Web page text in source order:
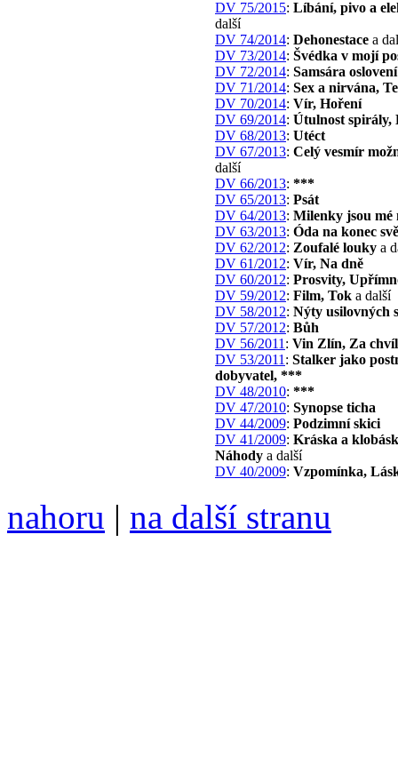
DV 75/2015: Líbání, pivo a
další
DV 74/2014: Dehonestace a
DV 73/2014: Švédka v mojí
DV 72/2014: Samsára oslovení
DV 71/2014: Sex a nirvána,
DV 70/2014: Vír, Hoření
DV 69/2014: Útulnost spirály,
DV 68/2013: Utéct
DV 67/2013: Celý vesmír
další
DV 66/2013: ***
DV 65/2013: Psát
DV 64/2013: Milenky jsou mé
DV 63/2013: Óda na konec
DV 62/2012: Zoufalé louky a
DV 61/2012: Vír, Na dně
DV 60/2012: Prosvity,
DV 59/2012: Film, Tok a další
DV 58/2012: Nýty usilovných
DV 57/2012: Bůh
DV 56/2011 : Vin Zlín, Za
DV 53/2011 : Stalker jako
dobyvatel, ***
DV 48/2010: ***
DV 47/2010: Synopse ticha
DV 44/2009: Podzimní skici
DV 41/2009: Kráska a
Náhody a další
DV 40/2009: Vzpomínka,
nahoru | na další stranu